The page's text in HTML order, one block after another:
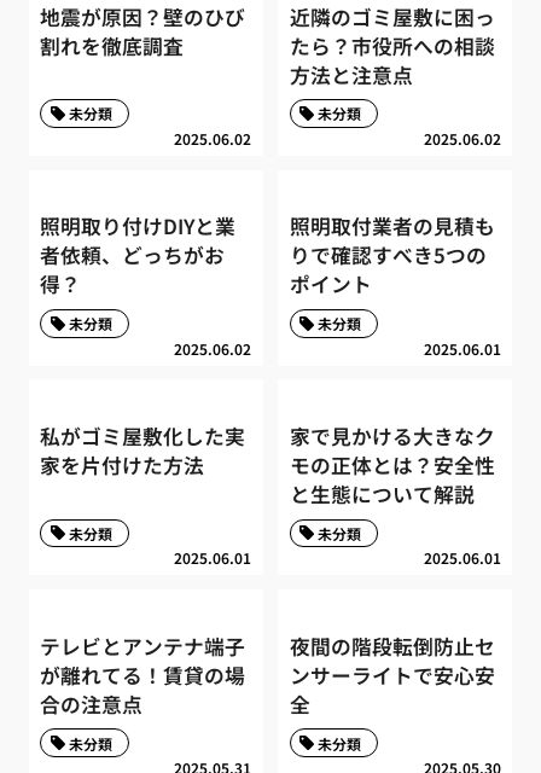
地震が原因？壁のひび
割れを徹底調査
2025.06.02
未分類
近隣のゴミ屋敷に困っ
たら？市役所への相談
方法と注意点
2025.06.02
未分類
照明取り付けDIYと業
者依頼、どっちがお
得？
2025.06.02
未分類
照明取付業者の見積も
りで確認すべき5つの
ポイント
2025.06.01
未分類
私がゴミ屋敷化した実
家を片付けた方法
2025.06.01
未分類
家で見かける大きなク
モの正体とは？安全性
と生態について解説
2025.06.01
未分類
テレビとアンテナ端子
が離れてる！賃貸の場
合の注意点
2025.05.31
未分類
夜間の階段転倒防止セ
ンサーライトで安心安
全
2025.05.30
未分類